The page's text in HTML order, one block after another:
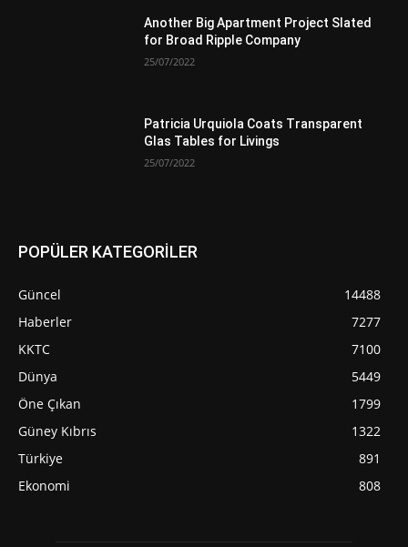
Another Big Apartment Project Slated
for Broad Ripple Company
25/07/2022
Patricia Urquiola Coats Transparent
Glas Tables for Livings
25/07/2022
POPÜLER KATEGORİLER
Güncel
14488
Haberler
7277
KKTC
7100
Dünya
5449
Öne Çıkan
1799
Güney Kıbrıs
1322
Türkiye
891
Ekonomi
808